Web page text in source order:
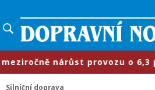
nárůst provozu o 6,3
Silniční doprava